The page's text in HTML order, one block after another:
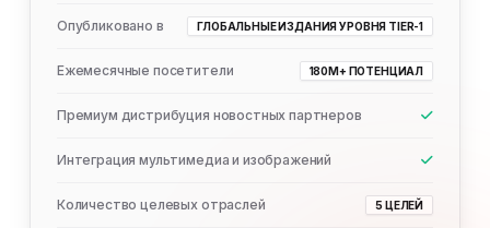
Опубликовано в ГЛОБАЛЬНЫЕ ИЗДАНИЯ УРОВНЯ TIER-1
Ежемесячные посетители 180M+ ПОТЕНЦИАЛ
Премиум дистрибуция новостных партнеров
Интеграция мультимедиа и изображений
Количество целевых отраслей 5 ЦЕЛЕЙ